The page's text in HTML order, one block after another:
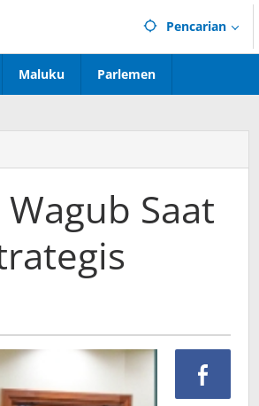
Pencarian
Maluku Parlemen
Saat